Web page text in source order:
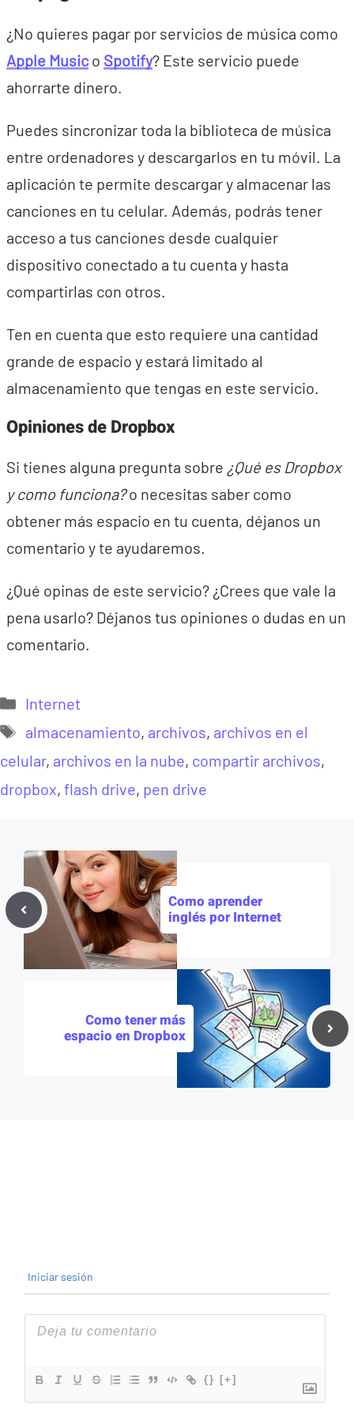
¿No quieres pagar por servicios de música como
Apple Musico Spotify? Este servicio puede
ahorrarte dinero.
Puedes sincronizar toda la biblioteca de música
entre ordenadores y descargarlos en tu móvil. La
aplicación te permite descargar y almacenar las
canciones en tu celular. Además, podrás tener
acceso a tus canciones desde cualquier
dispositivo conectado a tu cuenta y hasta
compartirlas con otros.
Ten en cuenta que esto requiere una cantidad
grande de espacio y estará limitado al
almacenamiento que tengas en este servicio.
Opiniones de Dropbox
Si tienes alguna pregunta sobre ¿Qué es Dropbox
y como funciona?o necesitas saber como
obtener más espacio en tu cuenta, déjanos un
comentario y te ayudaremos.
¿Qué opinas de este servicio? ¿Crees que vale la
pena usarlo? Déjanos tus opiniones o dudas en un
comentario.
Categorías
Internet
Etiquetas
almacenamiento, archivos, archivos en el
celular, archivos en la nube, compartir archivos,
dropbox, flash drive, pen drive
Como aprender
inglés por Internet
Como tener más
espacio en Dropbox
Iniciar sesión
{} [+]